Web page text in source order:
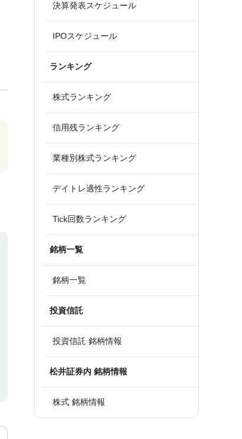
決算発表スケジュール
IPOスケジュール
ランキング
株式ランキング
信用残ランキング
業種別株式ランキング
デイトレ適性ランキング
Tick回数ランキング
銘柄一覧
銘柄一覧
投資信託
投資信託 銘柄情報
松井証券内 銘柄情報
株式 銘柄情報